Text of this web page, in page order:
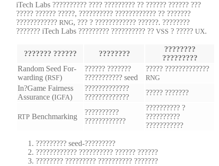
iTech Labs ?????????? ???? ????????? ?? ?????? ?????? ???
????? ?????? ?????, ?????????? ???????????? ?? ???????
???????????? RNG, ??? ? ???????????? ??????. ????????
??????? iTech Labs ????????? ?????????? ?? VSS ? ????? UX.
??????? ?????? ????????
????????
?????????
Ran­dom Seed For­
ward­ing (RSF)
?????? ???????
??????????? seed
????? ?????????????
RNG
In?Game Fair­ness
Assur­ance (IGFA)
?????????????
?????????????
????? ???????
RTP Bench­mark­ing
??????????
????????????
?????????? ?
??????????
???????????
????????? seed-?????????
???????????? ?????????? ?????? ??????
???????? ????????? ?????????? ???????